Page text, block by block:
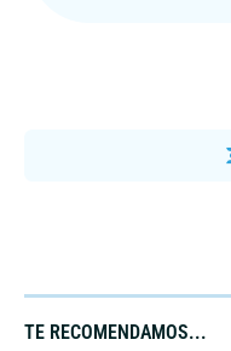
TE RECOMENDAMOS...